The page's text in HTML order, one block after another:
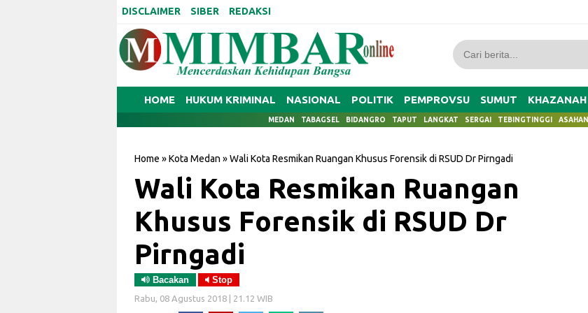
DISCLAIMER SIBER REDAKSI
HOME HUKUM KRIMINAL NASIONAL POLITIK PEMPROVSU SUMUT KHAZANAH
MEDAN TABAGSEL BIDANGRO TAPUT LANGKAT SERGAI TEBINGTINGGI ASAHAN
Home »Kota Medan »Wali Kota Resmikan Ruangan Khusus Forensik di RSUD Dr Pirngadi
Wali Kota Resmikan Ruangan
Khusus Forensik di RSUD Dr
Pirngadi
Bacakan Stop
Rabu, 08 Agustus 2018 | 21.12 WIB